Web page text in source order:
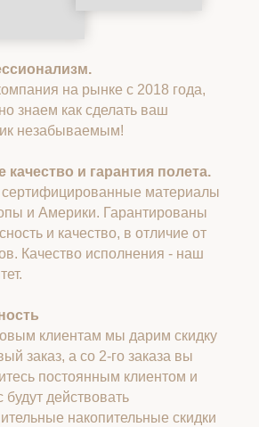
на рынке с 2018 года,
знаем как сделать ваш
незабываемым!
качество и гарантия полета.
сертифицированные материалы
и Америки. Гарантированы
и качество, в отличие от
Качество исполнения - наш
клиентам мы дарим скидку
заказ, а со 2-го заказа вы
постоянным клиентом и
будут действовать
накопительные скидки